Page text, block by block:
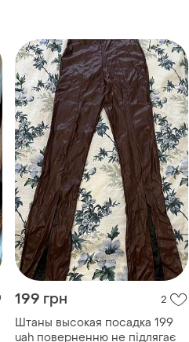
199 грн 2
Штаны высокая посадка 199
uah поверненню не підлягає